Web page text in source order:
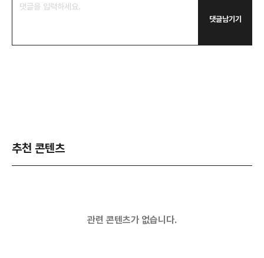
댓글남기기
추천 콘텐츠
관련 콘텐츠가 없습니다.